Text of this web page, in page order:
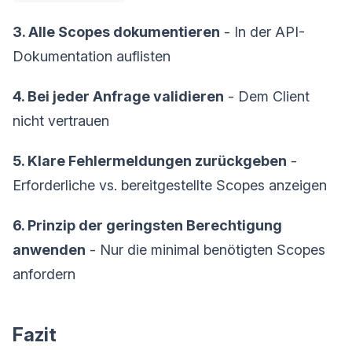
3. Alle Scopes dokumentieren - In der API-
Dokumentation auflisten
4. Bei jeder Anfrage validieren - Dem Client
nicht vertrauen
5. Klare Fehlermeldungen zurückgeben -
Erforderliche vs. bereitgestellte Scopes anzeigen
6. Prinzip der geringsten Berechtigung
anwenden - Nur die minimal benötigten Scopes
anfordern
Fazit